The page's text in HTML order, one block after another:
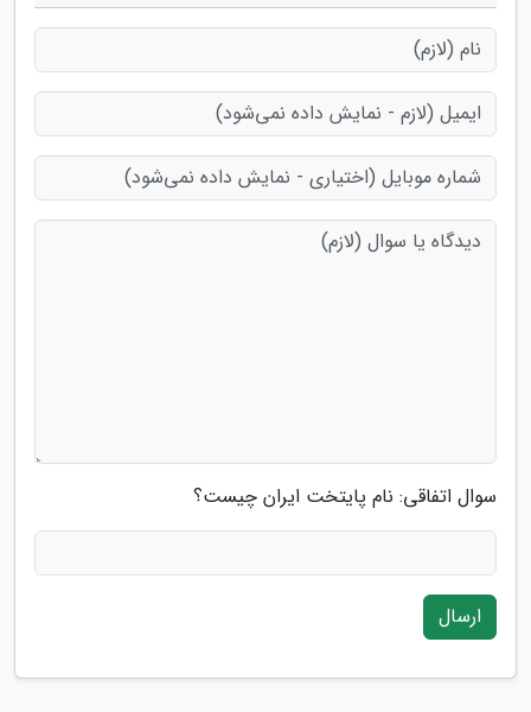
سوال اتفاقی: نام پایتخت ایران چیست؟
ارسال